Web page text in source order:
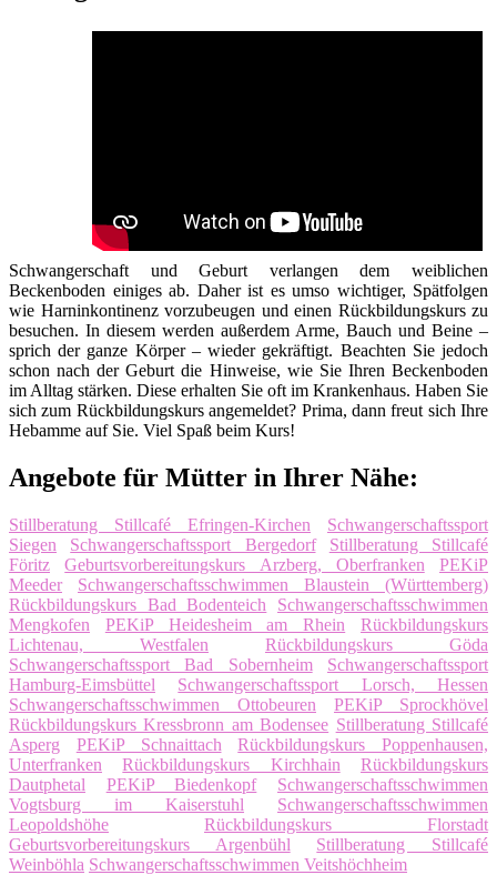
Schwangerschaft und Geburt verlangen dem weiblichen
Beckenboden einiges ab. Daher ist es umso wichtiger, Spätfolgen
wie Harninkontinenz vorzubeugen und einen Rückbildungskurs zu
besuchen. In diesem werden außerdem Arme, Bauch und Beine –
sprich der ganze Körper – wieder gekräftigt. Beachten Sie jedoch
schon nach der Geburt die Hinweise, wie Sie Ihren Beckenboden
im Alltag stärken. Diese erhalten Sie oft im Krankenhaus. Haben Sie
sich zum Rückbildungskurs angemeldet? Prima, dann freut sich Ihre
Hebamme auf Sie. Viel Spaß beim Kurs!
Angebote für Mütter in Ihrer Nähe:
Stillberatung Stillcafé Efringen-Kirchen
Schwangerschaftssport
Siegen
Schwangerschaftssport Bergedorf
Stillberatung Stillcafé
Föritz
Geburtsvorbereitungskurs Arzberg, Oberfranken
PEKiP
Meeder
Schwangerschaftsschwimmen Blaustein (Württemberg)
Rückbildungskurs Bad Bodenteich
Schwangerschaftsschwimmen
Mengkofen
PEKiP Heidesheim am Rhein
Rückbildungskurs
Lichtenau, Westfalen
Rückbildungskurs Göda
Schwangerschaftssport Bad Sobernheim
Schwangerschaftssport
Hamburg-Eimsbüttel
Schwangerschaftssport Lorsch, Hessen
Schwangerschaftsschwimmen Ottobeuren
PEKiP Sprockhövel
Rückbildungskurs Kressbronn am Bodensee Stillberatung Stillcafé
Asperg
PEKiP Schnaittach
Rückbildungskurs Poppenhausen,
Unterfranken
Rückbildungskurs Kirchhain
Rückbildungskurs
Dautphetal
PEKiP Biedenkopf
Schwangerschaftsschwimmen
Vogtsburg im Kaiserstuhl
Schwangerschaftsschwimmen
Leopoldshöhe
Rückbildungskurs Florstadt
Geburtsvorbereitungskurs Argenbühl
Stillberatung Stillcafé
Weinböhla Schwangerschaftsschwimmen Veitshöchheim